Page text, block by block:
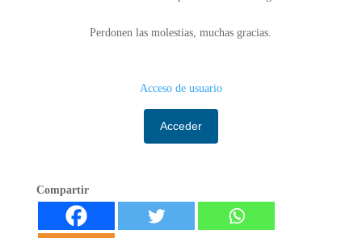
Perdonen las molestias, muchas gracias.
Acceso de usuario
Acceder
Compartir